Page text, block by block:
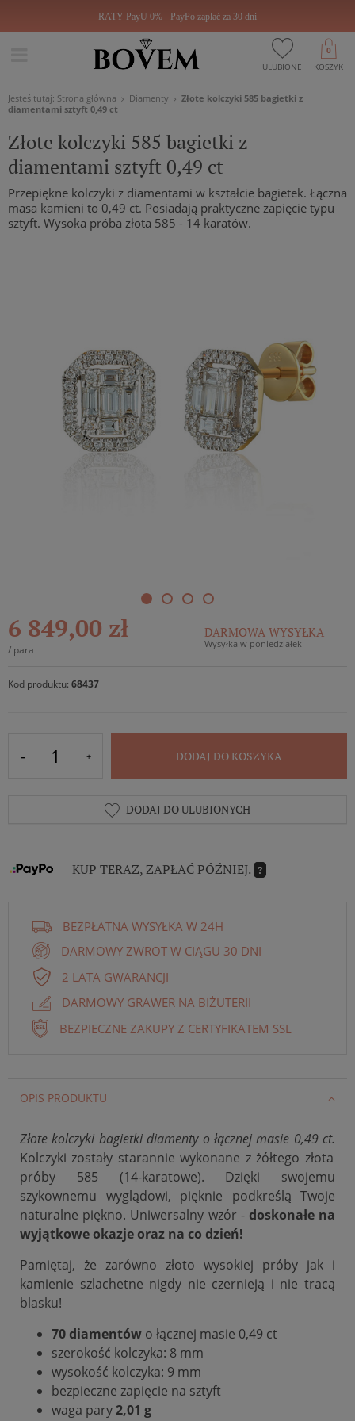
RATY PayU 0% PayPo zapłać za 30 dni
ULUBIONE KOSZYK
0
Jesteś tutaj: Strona główna Diamenty
Złote kolczyki 585 bagietki z
diamentami sztyft 0,49 ct
Złote kolczyki 585 bagietki z
diamentami sztyft 0,49 ct
Przepiękne kolczyki z diamentami w kształcie bagietek. Łączna
masa kamieni to 0,49 ct. Posiadają praktyczne zapięcie typu
sztyft. Wysoka próba złota 585 - 14 karatów.
6 849,00 zł
/ para
DARMOWA WYSYŁKA
Wysyłka w poniedziałek
Kod produktu: 68437
DODAJ DO KOSZYKA
DODAJ DO ULUBIONYCH
KUP TERAZ, ZAPŁAĆ PÓŹNIEJ. ?
BEZPŁATNA WYSYŁKA W 24H
DARMOWY ZWROT W CIĄGU 30 DNI
2 LATA GWARANCJI
DARMOWY GRAWER NA BIŻUTERII
BEZPIECZNE ZAKUPY Z CERTYFIKATEM SSL
OPIS PRODUKTU
Złote kolczyki bagietki diamenty o łącznej masie 0,49 ct.
Kolczyki zostały starannie wykonane z żółtego złota
próby 585 (14-karatowe). Dzięki swojemu
szykownemu wyglądowi, pięknie podkreślą Twoje
naturalne piękno. Uniwersalny wzór - doskonałe na
wyjątkowe okazje oraz na co dzień!
Pamiętaj, że zarówno złoto wysokiej próby jak i
kamienie szlachetne nigdy nie czernieją i nie tracą
blasku!
70 diamentów o łącznej masie 0,49 ct
szerokość kolczyka: 8 mm
wysokość kolczyka: 9 mm
bezpieczne zapięcie na sztyft
waga pary2,01 g